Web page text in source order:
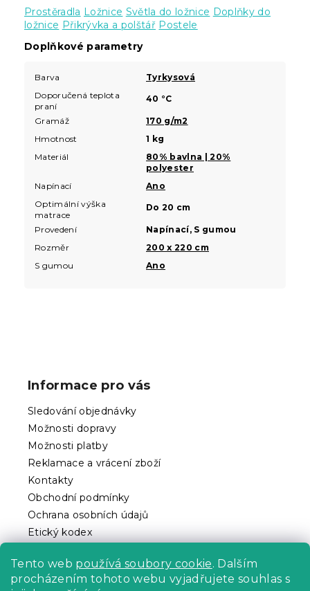
Tento web používá soubory cookie. Dalším
procházením tohoto webu vyjadřujete souhlas s
Prostěradla Ložnice Světla do ložnice Doplňky do
ložnice Přikrývka a polštář Postele
Doplňkové parametry
Barva
Tyrkysová
Doporučená teplota
praní
40 °C
Gramáž
170 g/m2
Hmotnost
1 kg
Materiál
80% bavlna | 20%
polyester
Napínací
Ano
Optimální výška
matrace
Do 20 cm
Provedení
Napínací, S gumou
Rozměr
200 x 220 cm
S gumou
Ano
Informace pro vás
Sledování objednávky
Možnosti dopravy
Možnosti platby
Reklamace a vrácení zboží
Kontakty
Obchodní podmínky
Ochrana osobních údajů
Etický kodex